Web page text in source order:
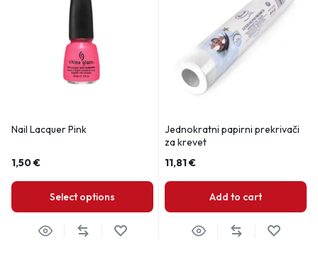
Nail Lacquer Pink
1,50€
Select options
Jednokratni papirni prekrivači
za krevet
11,81€
Add to cart